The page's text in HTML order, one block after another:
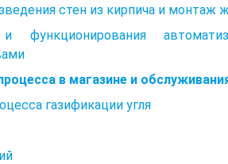
стен из кирпича и монтаж
в магазине и
газификации угля